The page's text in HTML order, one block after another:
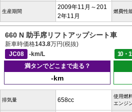
生産期間
2009年11月～201
2年11月
燃費性
660 N 助手席リフトアップシート車
新車時価格143.8万円(税抜)
JC08
-km/L 10・
満タンでどこまで走る？
-km
排気量 658cc
使用燃
エンジ